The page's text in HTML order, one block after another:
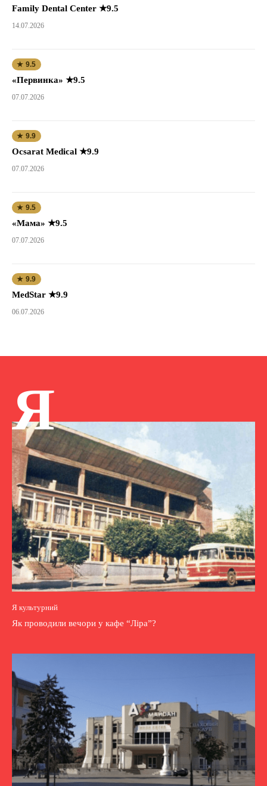
Family Dental Center ★9.5
14.07.2026
★ 9.5
«Первинка» ★9.5
07.07.2026
★ 9.9
Ocsarat Medical ★9.9
07.07.2026
★ 9.5
«Мама» ★9.5
07.07.2026
★ 9.9
MedStar ★9.9
06.07.2026
Я
Я культурний
Як проводили вечори у кафе “Ліра”?